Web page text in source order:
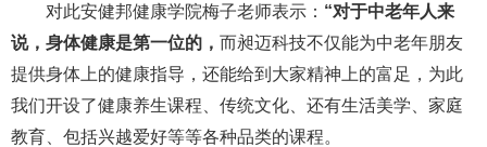
对此安健邦健康学院梅子老师表示： “对于中老年人来
说，身体健康是第一位的， 而昶迈科技不仅能为中老年朋友
提供身体上的健康指导，还能给到大家精神上的富足，为此
我们开设了健康养生课程、传统文化、还有生活美学、家庭
教育、包括兴越爱好等等各种品类的课程。